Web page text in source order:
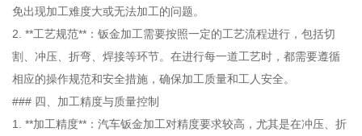
免出现加工难度大或无法加工的问题。
2. **工艺规范**：钣金加工需要按照一定的工艺流程进行，包括切
割、冲压、折弯、焊接等环节。在进行每一道工艺时，都需要遵循
相应的操作规范和安全措施，确保加工质量和工人安全。
### 四、加工精度与质量控制
1. **加工精度**：汽车钣金加工对精度要求较高，尤其是在冲压、折